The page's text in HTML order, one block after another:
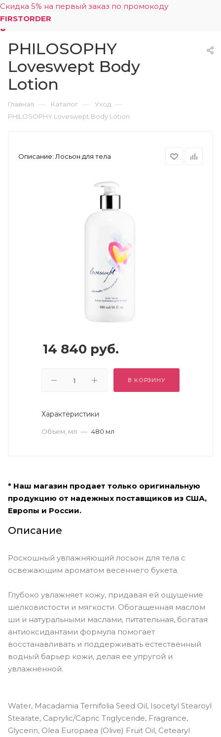
Скидка 5% на первый заказ по промокоду
FIRSTORDER
0
PHILOSOPHY
Loveswept Body
Lotion
Главная — Каталог — Уход —
PHILOSOPHY Loveswept Body Lotion
Описание: Лосьон для тела
14 840 руб.
В КОРЗИНУ
Характеристики
Объем, мл — 480 мл
* Наш магазин продает только оригинальную
продукцию от надежных поставщиков из США,
Европы и России.
Описание
Роскошный увлажняющий лосьон для тела с
освежающим ароматом весеннего букета.
Глубоко увлажняет кожу, придавая ей ощущение
шелковистости и мягкости. Обогащенная маслом
ши и натуральными маслами, питательная, богатая
антиоксидантами формула помогает
восстанавливать и поддерживать естественный
водный барьер кожи, делая ее упругой и
увлажненной.
Water, Macadamia Ternifolia Seed Oil, Isocetyl Stearoyl
Stearate, Caprylic/Capric Triglyceride, Fragrance,
Glycerin, Olea Europaea (Olive) Fruit Oil, Cetearyl